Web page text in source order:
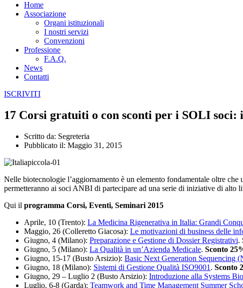
Home
Associazione
Organi istituzionali
I nostri servizi
Convenzioni
Professione
F.A.Q.
News
Contatti
ISCRIVITI
17 Corsi gratuiti o con sconti per i SOLI
Scritto da: Segreteria
Pubblicato il: Maggio 31, 2015
Nelle biotecnologie l’aggiornamento è un elemento fondamentale oltre
permetteranno ai soci ANBI di partecipare ad una serie di iniziative di
Qui il programma Corsi, Eventi, Seminari 2015
Aprile, 10 (Trento): La Medicina Rigenerativa in Italia: Grandi
Maggio, 26 (Colleretto Giacosa): Le motivazioni di business delle
Giugno, 4 (Milano): Preparazione e Gestione di Dossier Registrativi.
Giugno, 5 (Milano): La Qualità in un’Azienda Medicale. Sconto
Giugno, 15-17 (Busto Arsizio): Basic Next Generation Sequencing
Giugno, 18 (Milano): Sistemi di Gestione Qualità ISO9001 . Sconto
Giugno, 29 – Luglio 2 (Busto Arsizio): Introduzione alla Systems
Luglio, 6-8 (Garda): Teamwork and Time Management Summer